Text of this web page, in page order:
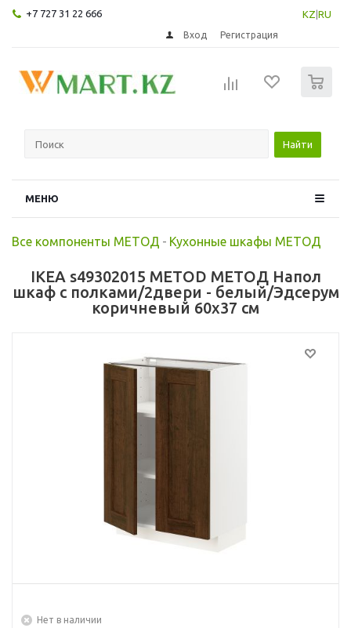
+7 727 31 22 666 KZ RU
Вход Регистрация
Найти
МЕНЮ
Все компоненты МЕТОД - Кухонные шкафы МЕТОД
IKEA s49302015 METOD МЕТОД Напол
шкаф с полками/2двери - белый/Эдсерум
коричневый 60x37 см
Нет в наличии